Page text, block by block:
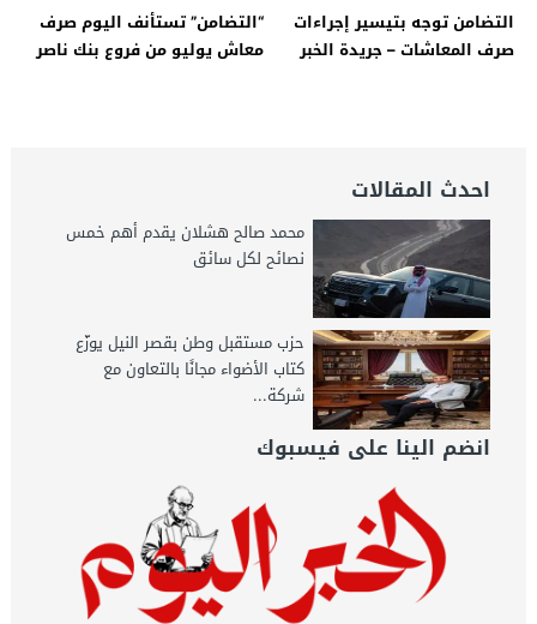
التضامن توجه بتيسير إجراءات
صرف المعاشات – جريدة الخبر
“التضامن” تستأنف اليوم صرف
معاش يوليو من فروع بنك ناصر
احدث المقالات
محمد صالح هشلان يقدم أهم خمس
نصائح لكل سائق
حزب مستقبل وطن بقصر النيل يوزّع
كتاب الأضواء مجانًا بالتعاون مع
شركة...
انضم الينا على فيسبوك